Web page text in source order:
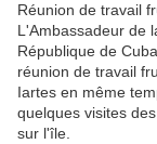
Réunion de travail
L'Ambassadeur de
République de
réunion de travail
Iartes en même
quelques visites
sur l'île.